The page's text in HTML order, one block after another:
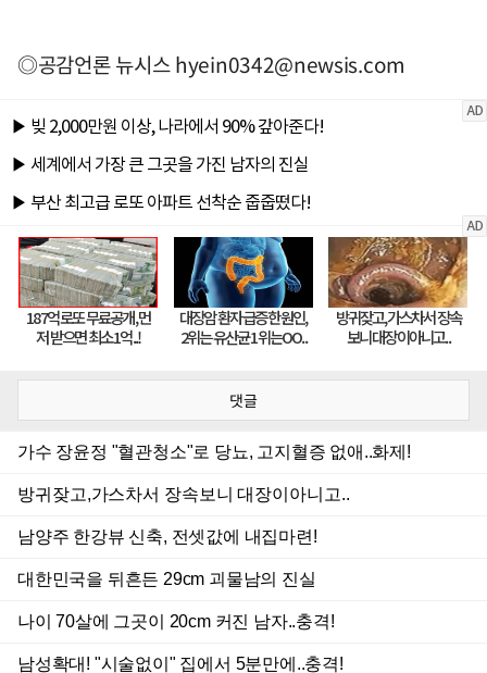
◎공감언론 뉴시스hyein0342@newsis.com
댓글